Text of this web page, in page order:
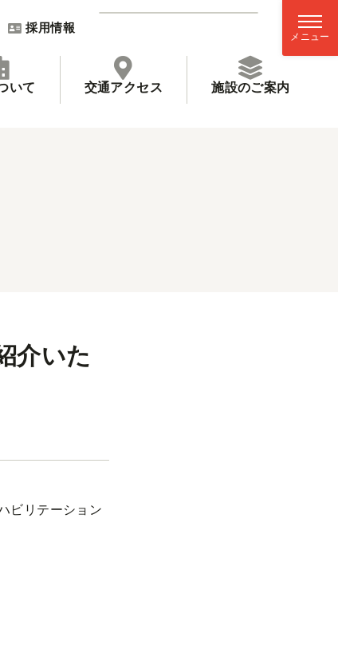
採用情報
いて 交通アクセス 施設のご案内
介いた
ビリテーション